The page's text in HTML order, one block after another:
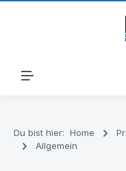
Zum Hauptinhalt
Du bist hier: Home
Allgemein